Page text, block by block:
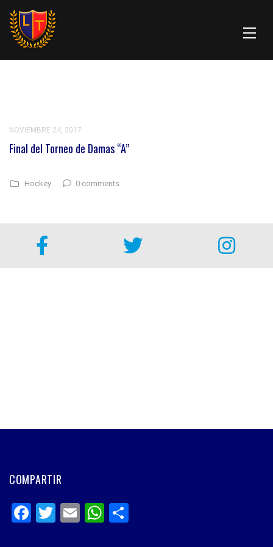
NOVIEMBRE 24, 2017
Final del Torneo de Damas “A”
Hockey 0 comments
COMPARTIR
Facebook
Twitter
EmailWhatsApp